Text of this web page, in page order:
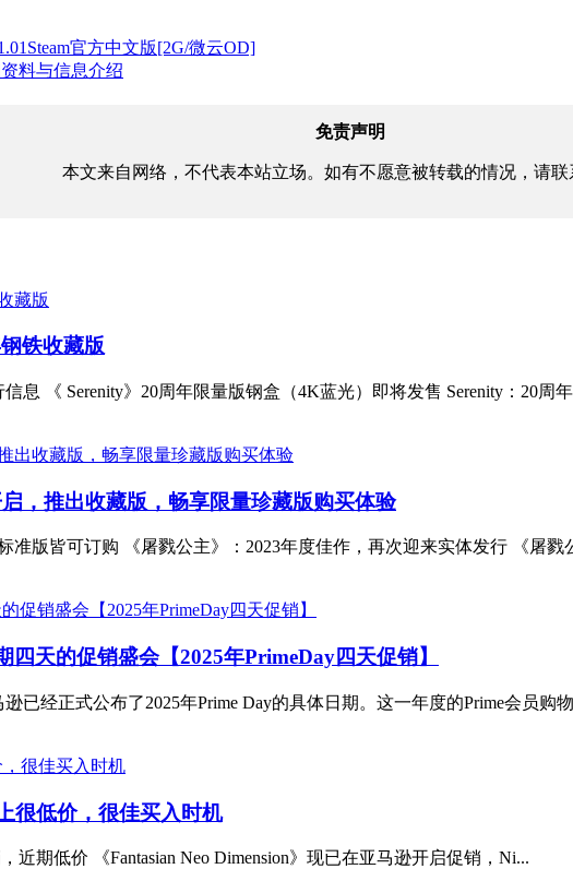
官方中文版[2G/微云OD]
料与信息介绍
免责声明
本文来自网络，不代表本站立场。如有不愿意被转载的情况，请联
铁收藏版
息 《 Serenity》20周年限量版钢盒（4K蓝光）即将发售 Serenity：20周
，推出收藏版，畅享限量珍藏版购买体验
准版皆可订购 《屠戮公主》：2023年度佳作，再次迎来实体发行 《屠戮
天的促销盛会【2025年PrimeDay四天促销】
已经正式公布了2025年Prime Day的具体日期。这一年度的Prime会员购
很低价，很佳买入时机
近期低价 《Fantasian Neo Dimension》现已在亚马逊开启促销，Ni...